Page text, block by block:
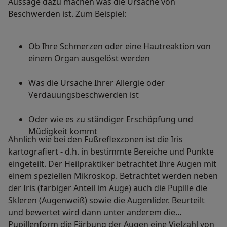
Beschwerden ist. Zum Beispiel:
Ob Ihre Schmerzen oder eine Hautreaktion von
einem Organ ausgelöst werden
Was die Ursache Ihrer Allergie oder
Verdauungsbeschwerden ist
Oder wie es zu ständiger Erschöpfung und
Müdigkeit kommt
Ähnlich wie bei den Fußreflexzonen ist die Iris
kartografiert - d.h. in bestimmte Bereiche und Punkte
eingeteilt. Der Heilpraktiker betrachtet Ihre Augen mit
einem speziellen Mikroskop. Betrachtet werden neben
der Iris (farbiger Anteil im Auge) auch die Pupille die
Skleren (Augenweiß) sowie die Augenlider. Beurteilt
und bewertet wird dann unter anderem die
Pupillenform die Färbung der Augen eine Vielzahl von